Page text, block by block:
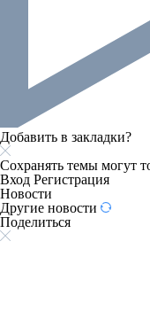
Добавить в закладки?
Сохранять темы могут
Вход Регистрация
Новости
Другие новости
Поделиться